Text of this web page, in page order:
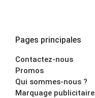
Pages principales
Contactez-nous
Promos
Qui sommes-nous ?
Marquage publicitaire